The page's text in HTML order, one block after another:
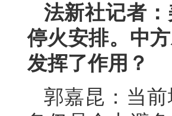
法新社记者
停火安排。中
发挥了作用？
郭嘉昆：当